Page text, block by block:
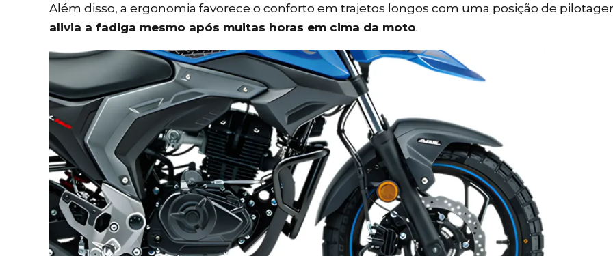
Além disso, a ergonomia favorece o conforto em trajetos longos com uma posição de
alivia a fadiga mesmo após muitas horas em cima da moto.